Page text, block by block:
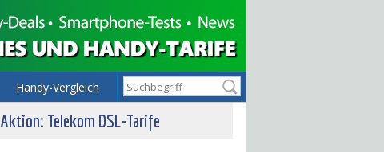
Handy-Vergleich
Aktion: Telekom DSL-Tarife